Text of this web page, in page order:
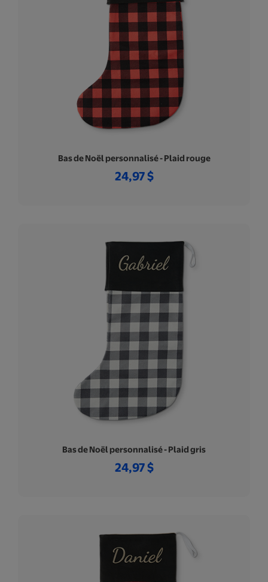
Bas de Noël personnalisé - Plaid rouge
24,97 $
Bas de Noël personnalisé - Plaid gris
24,97 $